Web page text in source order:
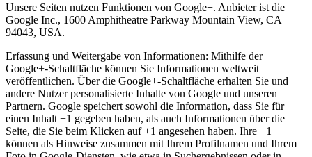
Unsere Seiten nutzen Funktionen von Google+. Anbieter ist die
Google Inc., 1600 Amphitheatre Parkway Mountain View, CA
94043, USA.
Erfassung und Weitergabe von Informationen: Mithilfe der
Google+-Schaltfläche können Sie Informationen weltweit
veröffentlichen. Über die Google+-Schaltfläche erhalten Sie und
andere Nutzer personalisierte Inhalte von Google und unseren
Partnern. Google speichert sowohl die Information, dass Sie für
einen Inhalt +1 gegeben haben, als auch Informationen über die
Seite, die Sie beim Klicken auf +1 angesehen haben. Ihre +1
können als Hinweise zusammen mit Ihrem Profilnamen und Ihrem